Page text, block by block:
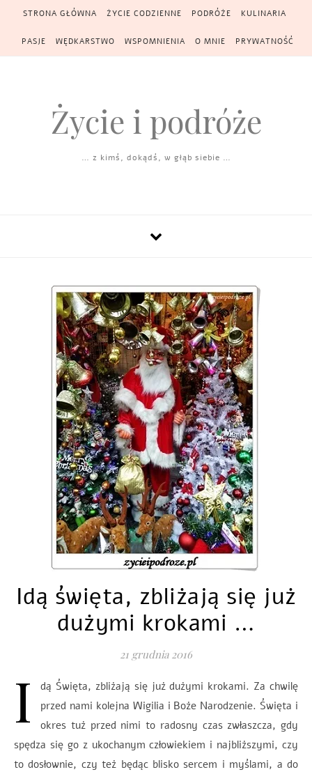
Skip to content
STRONA GŁÓWNA ŻYCIE CODZIENNE PODRÓŻE KULINARIA
PASJE WĘDKARSTWO WSPOMNIENIA O MNIE PRYWATNOŚĆ
Życie i podróże
… z kimś, dokądś, w głąb siebie …
Idą święta, zbliżają się już
dużymi krokami …
21 grudnia 2016
I
dą Święta, zbliżają się już dużymi krokami. Za chwilę
przed nami kolejna Wigilia i Boże Narodzenie. Święta i
okres tuż przed nimi to radosny czas zwłaszcza, gdy
spędza się go z ukochanym człowiekiem i najbliższymi, czy
to dosłownie, czy też będąc blisko sercem i myślami, a do